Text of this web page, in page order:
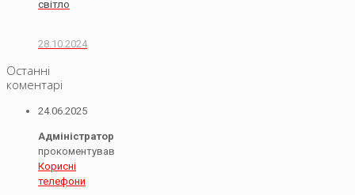
світло
28.10.2024
Останні
коментарі
24.06.2025
Адміністратор
прокоментував
Корисні
телефони